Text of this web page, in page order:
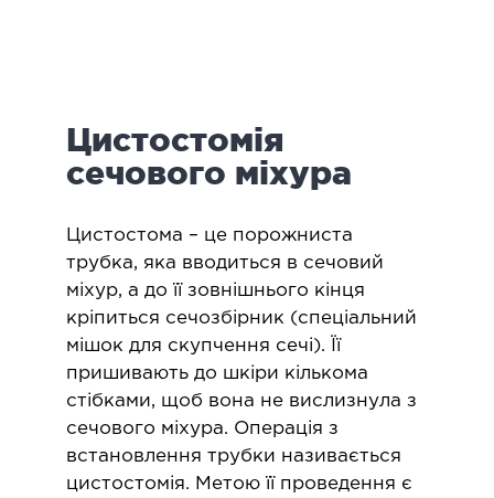
ХІРУРГІЯ
в гінекології
в онкології
в урології
Цистостомія
сечового міхура
​Цистостома – це порожниста
трубка, яка вводиться в сечовий
міхур, а до її зовнішнього кінця
кріпиться сечозбірник (спеціальний
мішок для скупчення сечі). Її
пришивають до шкіри кількома
стібками, щоб вона не вислизнула з
сечового міхура. Операція з
встановлення трубки називається
цистостомія. Метою її проведення є